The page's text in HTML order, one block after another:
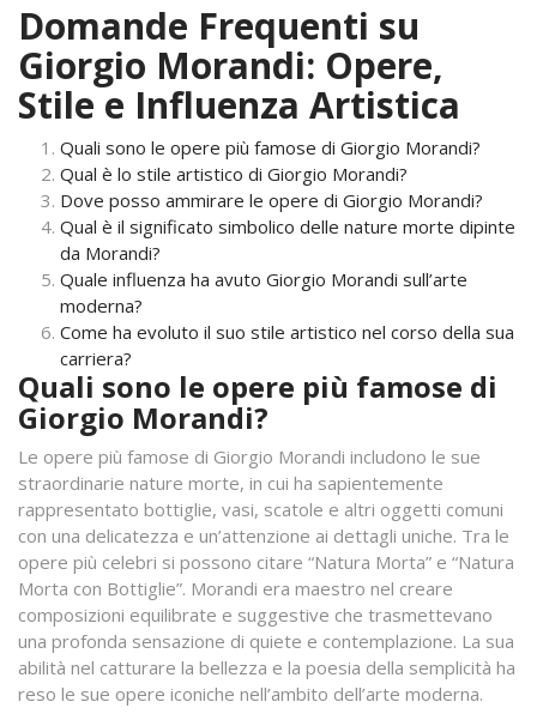
Domande Frequenti su
Giorgio Morandi: Opere,
Stile e Influenza Artistica
Quali sono le opere più famose di Giorgio Morandi?
Qual è lo stile artistico di Giorgio Morandi?
Dove posso ammirare le opere di Giorgio Morandi?
Qual è il significato simbolico delle nature morte dipinte
da Morandi?
Quale influenza ha avuto Giorgio Morandi sull’arte
moderna?
Come ha evoluto il suo stile artistico nel corso della sua
carriera?
Quali sono le opere più famose di
Giorgio Morandi?
Le opere più famose di Giorgio Morandi includono le sue
straordinarie nature morte, in cui ha sapientemente
rappresentato bottiglie, vasi, scatole e altri oggetti comuni
con una delicatezza e un’attenzione ai dettagli uniche. Tra le
opere più celebri si possono citare “Natura Morta” e “Natura
Morta con Bottiglie”. Morandi era maestro nel creare
composizioni equilibrate e suggestive che trasmettevano
una profonda sensazione di quiete e contemplazione. La sua
abilità nel catturare la bellezza e la poesia della semplicità ha
reso le sue opere iconiche nell’ambito dell’arte moderna.